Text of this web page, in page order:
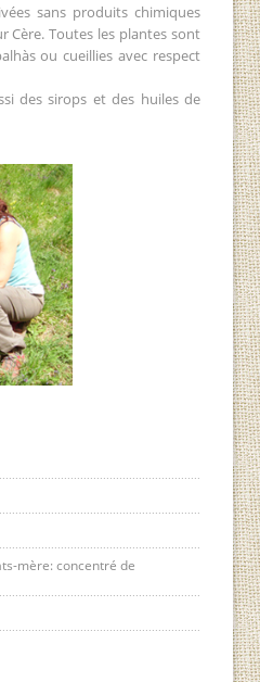
sans produits chimiques
Cère. Toutes les plantes sont
ou cueillies avec respect
des sirops et des huiles de
mère: concentré de